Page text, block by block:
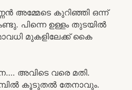
അമ്മേടെ കുറിഞ്ഞി ഒന്ന്
പിന്നെ ഉള്ളം തുടയിൽ
മുകളിലേക്ക് കൈ
അവിടെ വരെ മതി.
കൂടുതൽ തേനാവും.